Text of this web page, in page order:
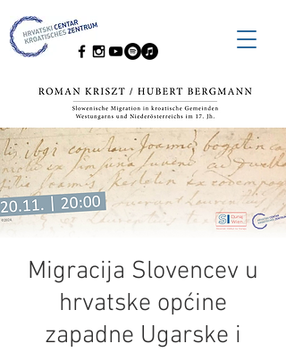
Migracija Slovencev u
hrvatske općine
zapadne Ugarske i